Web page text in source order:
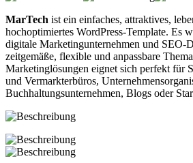
MarTech ist ein einfaches, attraktives,
hochoptimiertes WordPress-Template. Es
digitale Marketingunternehmen und SEO-
zeitgemäße, flexible und anpassbare
Marketinglösungen eignet sich perfekt für
und Vermarkterbüros,
Buchhaltungsunternehmen, Blogs oder